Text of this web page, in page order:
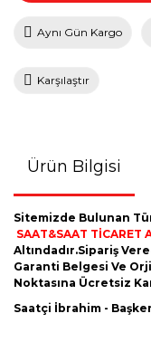
Aynı Gün Kargo
Karşılaştır
Ürün Bilgisi
Sitemizde Bulunan
SAAT&SAAT TİCARET
Altındadır.Sipariş
Garanti Belgesi Ve
Noktasına Ücretsiz
Saatçi İbrahim -